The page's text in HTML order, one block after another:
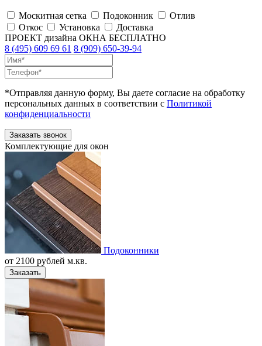
Москитная сетка Подоконник
Отлив
Откос
Установка
Доставка
ПРОЕКТ дизайна ОКНА БЕСПЛАТНО
8 (495) 609 69 61 8 (909) 650-39-94
*Отправляя данную форму, Вы даете согласие на обработку
персональных данных в соответствии с Политикой
конфиденциальности
Комплектующие для окон
Подоконники
от 2100 рублей м.кв.
Заказать